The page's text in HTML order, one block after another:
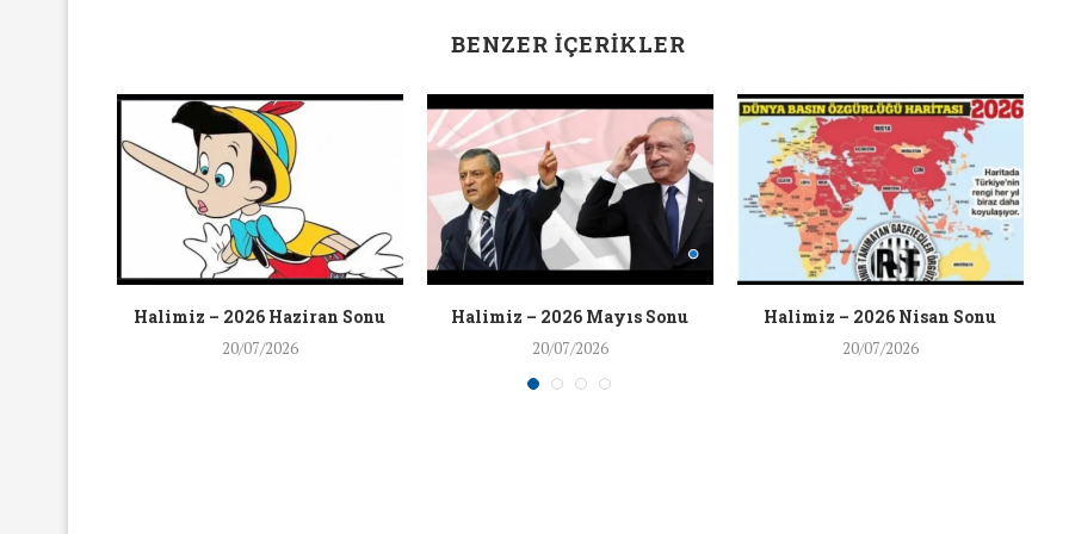
BENZER İÇERIKLER
Halimiz – 2026 Haziran Sonu
20/07/2026
Halimiz – 2026 Mayıs Sonu
20/07/2026
Halimiz – 2026 Nisan Sonu
20/07/2026